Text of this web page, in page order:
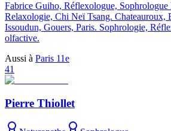
Fabrice Guiho, Réflexologue, Sophrologue
Relaxologie, Chi Neï Tsang. Chateauroux,
Issoudun, Gouers, Paris. Sophrologie,
olfactive.
Aussi à Paris 11e
41
Pierre Thiollet